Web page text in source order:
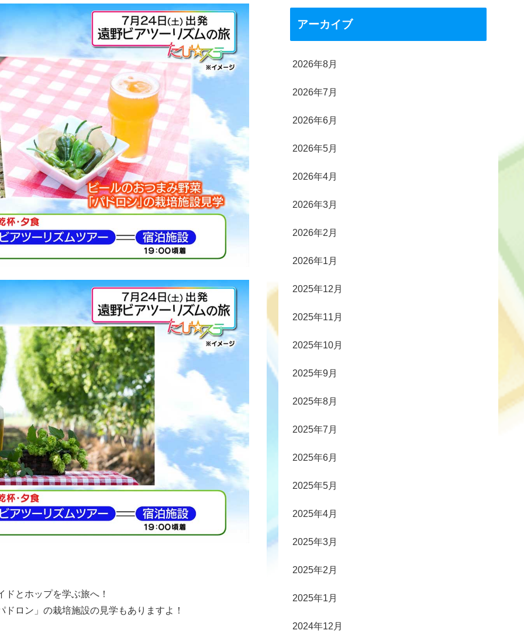
ドとホップを学ぶ旅へ！
ロン」の栽培施設の見学もありますよ！
アーカイブ
2026年8月
2026年7月
2026年6月
2026年5月
2026年4月
2026年3月
2026年2月
2026年1月
2025年12月
2025年11月
2025年10月
2025年9月
2025年8月
2025年7月
2025年6月
2025年5月
2025年4月
2025年3月
2025年2月
2025年1月
2024年12月